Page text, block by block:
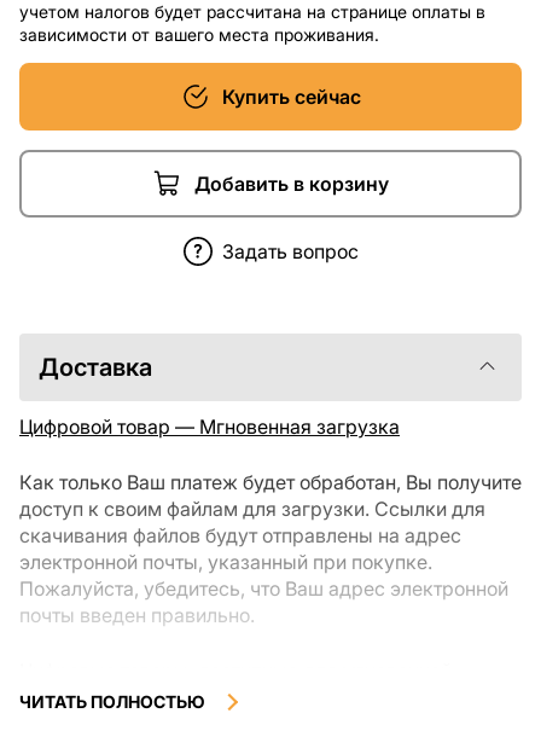
учетом налогов будет рассчитана на странице оплаты в
зависимости от вашего места проживания.
Купить сейчас
Добавить в корзину
Задать вопрос
Доставка
Цифровой товар — Мгновенная загрузка
Как только Ваш платеж будет обработан, Вы получите
доступ к своим файлам для загрузки. Ссылки для
скачивания файлов будут отправлены на адрес
электронной почты, указанный при покупке.
Пожалуйста, убедитесь, что Ваш адрес электронной
почты введен правильно.
загрузки, не подлежат возврату или обмену после их
ЧИТАТЬ ПОЛНОСТЬЮ